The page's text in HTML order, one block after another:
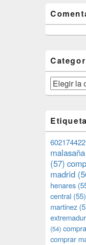
Categorías
602174422
malasaña
(57)
madrid
henares
central (55)
martinez
(54)
comprar